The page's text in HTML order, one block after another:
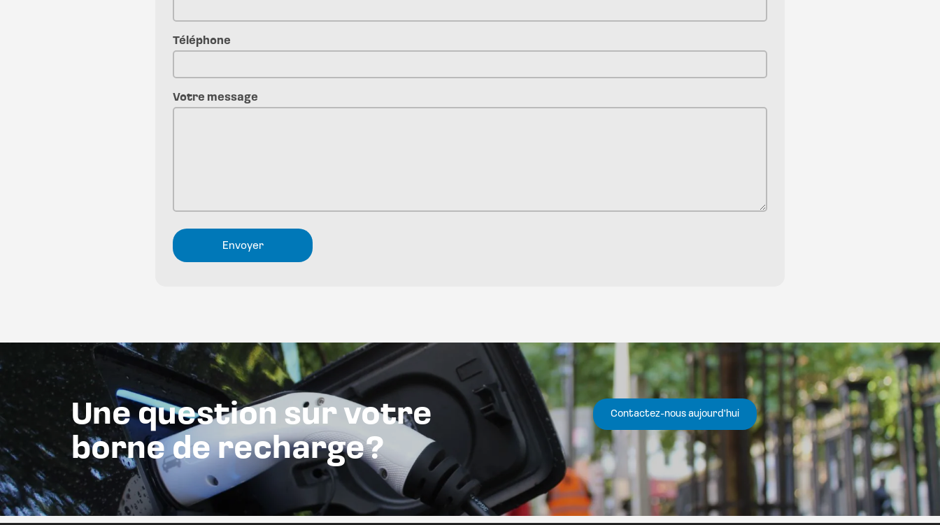
Téléphone
Votre message
Une question sur votre
borne de recharge?
Contactez-nous aujourd'hui